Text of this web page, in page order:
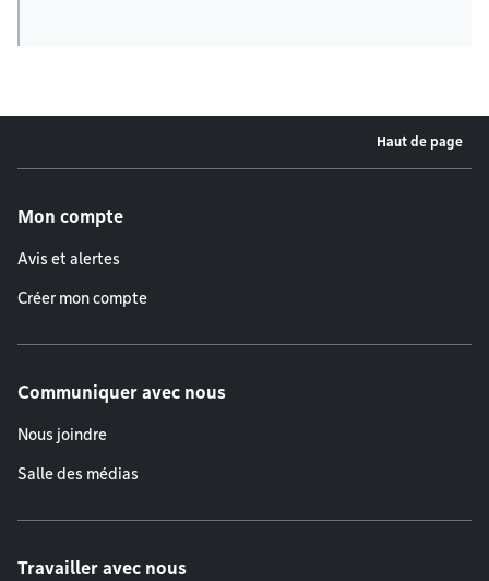
Haut de page
Mon compte
Avis et alertes
Créer mon compte
Communiquer avec nous
Nous joindre
Salle des médias
Travailler avec nous